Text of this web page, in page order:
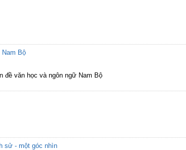
Bộ
đề văn học và ngôn ngữ Nam Bộ
sử - một góc nhìn